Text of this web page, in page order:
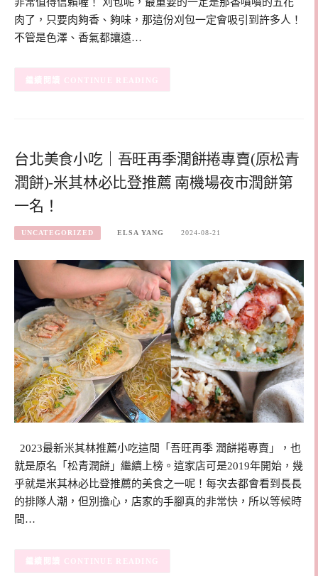
非常值得信賴喔！ 刈包呢，最重要的一定是那香噴噴的五花
肉了，只要肉夠香、夠味，那這份刈包一定會吸引到許多人！
不管是色澤、香氣都讓遠…
CONTINUE READING
台北美食小吃｜吾旺再季潤餅捲專賣(原松青
潤餅)-米其林必比登推薦 南機場夜市潤餅第
一名！
UNCATEGORIZED ELSA YANG 2024-08-21
2023最新米其林推薦小吃這間「吾旺再季 潤餅捲專賣」，也
就是原名「松青潤餅」繼續上榜。這家店可是2019年開始，幾
乎就是米其林必比登推薦的美食之一呢！每次去都會看到長長
的排隊人潮，但別擔心，店家的手腳真的非常快，所以等候時
間…
CONTINUE READING